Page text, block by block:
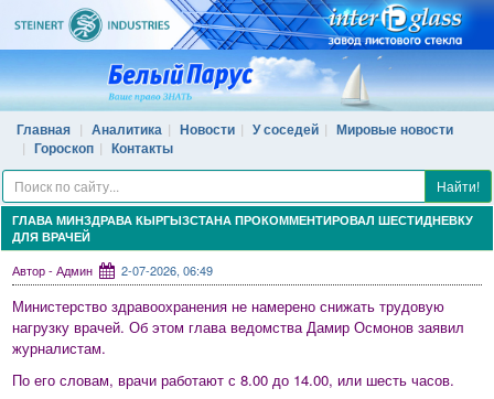
Главная Аналитика Новости У соседей
Мировые новости
Гороскоп
Контакты
Найти!
ГЛАВА МИНЗДРАВА КЫРГЫЗСТАНА ПРОКОММЕНТИРОВАЛ ШЕСТИДНЕВКУ
ДЛЯ ВРАЧЕЙ
Автор - Админ 2-07-2026, 06:49
Министерство здравоохранения не намерено снижать трудовую
нагрузку врачей. Об этом глава ведомства Дамир Осмонов заявил
журналистам.
По его словам, врачи работают с 8.00 до 14.00, или шесть часов.